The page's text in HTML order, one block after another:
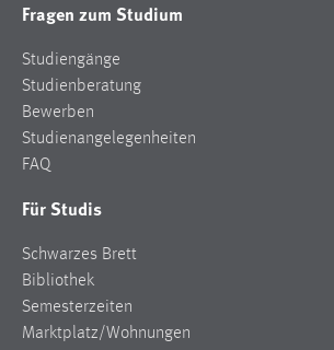
Fragen zum Studium
Studiengänge
Studienberatung
Bewerben
Studienangelegenheiten
FAQ
Für Studis
Schwarzes Brett
Bibliothek
Semesterzeiten
Marktplatz/Wohnungen